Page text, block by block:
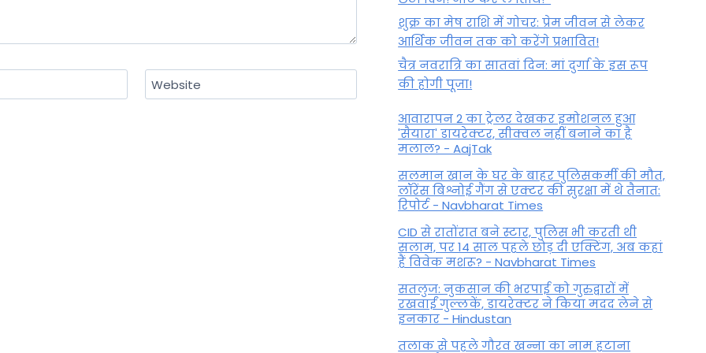
Website
शुक्र का मेष राशि में गोचर: प्रेम जीवन से लेकर
आर्थिक जीवन तक को करेंगे प्रभावित!
चैत्र नवरात्रि का सातवां दिन: मां दुर्गा के इस रूप
की होगी पूजा!
आवारापन 2 का ट्रेलर देखकर इमोशनल हुआ
'सैयारा' डायरेक्टर, सीक्वल नहीं बनाने का है
मलाल? - AajTak
सलमान खान के घर के बाहर पुलिसकर्मी की मौत,
लॉरेंस बिश्नोई गैंग से एक्टर की सुरक्षा में थे तैनात:
रिपोर्ट - Navbharat Times
CID से रातोंरात बने स्टार, पुलिस भी करती थी
सलाम, पर 14 साल पहले छोड़ दी एक्टिंग, अब कहां
हैं विवेक मशरू? - Navbharat Times
सतलुज: नुकसान की भरपाई को गुरुद्वारों में
रखवाईं गुल्लकें, डायरेक्टर ने किया मदद लेने से
इनकार - Hindustan
तलाक से पहले गौरव खन्ना का नाम हटाना